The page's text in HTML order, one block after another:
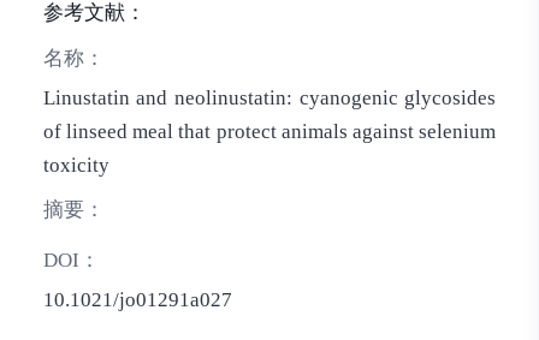
参考文献：
名称：
Linustatin and neolinustatin: cyanogenic glycosides
of linseed meal that protect animals against selenium
toxicity
摘要：
DOI：
10.1021/jo01291a027